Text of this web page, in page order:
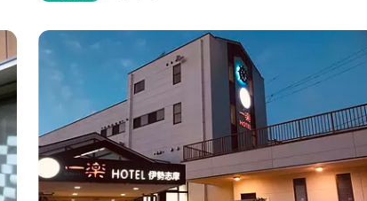
外プール：2025年7月19日（土）～8月31日（日）